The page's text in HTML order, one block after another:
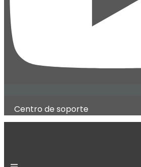
Centro de soporte